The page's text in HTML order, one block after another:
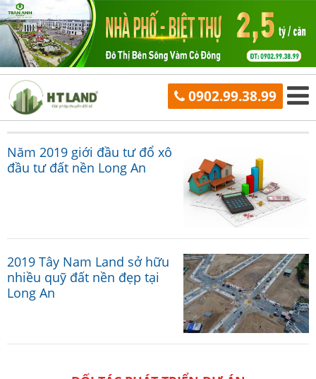
0902.99.38.99
Năm 2019 giới đầu tư đổ xô
đầu tư đất nền Long An
2019 Tây Nam Land sở hữu
nhiều quỹ đất nền đẹp tại
Long An